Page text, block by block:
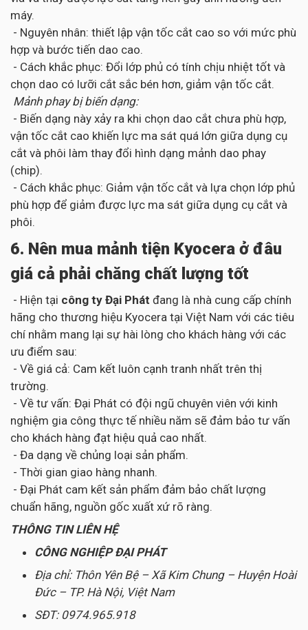
máy.
- Nguyên nhân: thiết lập vận tốc cắt cao so với mức phù
hợp và bước tiến dao cao.
- Cách khắc phục: Đổi lớp phủ có tính chịu nhiệt tốt và
chọn dao có lưỡi cắt sắc bén hơn, giảm vận tốc cắt.
Mảnh phay bị biến dạng:
- Biến dạng này xảy ra khi chọn dao cắt chưa phù hợp,
vận tốc cắt cao khiến lực ma sát quá lớn giữa dụng cụ
cắt và phôi làm thay đổi hình dạng mảnh dao phay
(chip).
- Cách khắc phục: Giảm vận tốc cắt và lựa chọn lớp phủ
phù hợp để giảm được lực ma sát giữa dụng cụ cắt và
phôi.
6. Nên mua mảnh tiện Kyocera ở đâu
giá cả phải chăng chất lượng tốt
- Hiện tại công ty Đại Phát đang là nhà cung cấp chính
hãng cho thương hiệu Kyocera tại Việt Nam với các tiêu
chí nhằm mang lại sự hài lòng cho khách hàng với các
ưu điểm sau:
- Về giá cả: Cam kết luôn cạnh tranh nhất trên thị
trường.
- Về tư vấn: Đại Phát có đội ngũ chuyên viên với kinh
nghiệm gia công thực tế nhiều năm sẽ đảm bảo tư vấn
cho khách hàng đạt hiệu quả cao nhất.
- Đa dạng về chủng loại sản phẩm.
- Thời gian giao hàng nhanh.
- Đại Phát cam kết sản phẩm đảm bảo chất lượng
chuẩn hãng, nguồn gốc xuất xứ rõ ràng.
THÔNG TIN LIÊN HỆ
CÔNG NGHIỆP ĐẠI PHÁT
Địa chỉ: Thôn Yên Bệ – Xã Kim Chung – Huyện Hoài
Đức – TP. Hà Nội, Việt Nam
SĐT: 0974.965.918